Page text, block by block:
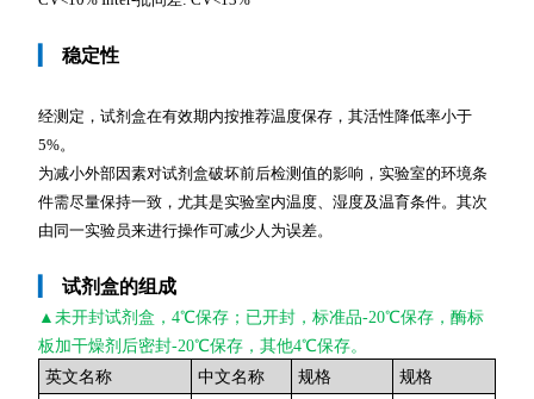
稳定性
经测定，试剂盒在有效期内按推荐温度保存，其活性降低率小于
5%。
为减小外部因素对试剂盒破坏前后检测值的影响，实验室的环境条
件需尽量保持一致，尤其是实验室内温度、湿度及温育条件。其次
由同一实验员来进行操作可减少人为误差。
试剂盒的组成
▲未开封试剂盒，4℃保存；已开封，标准品-20℃保存，酶标
板加干燥剂后密封-20℃保存，其他4℃保存。
英文名称
中文名称 规格
规格